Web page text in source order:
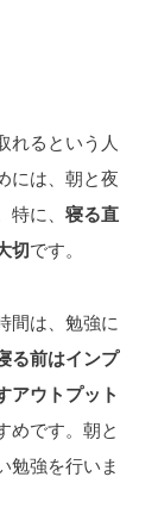
れるという人
には、朝と夜
に、 寝る直
切です。
間は、勉強に
る前はインプ
アウトプット
めです。朝と
勉強を行いま